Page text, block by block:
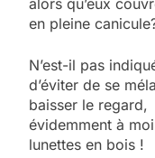
en pleine
N’est-il pas
d’éviter de se
baisser le
évidemment à
lunettes en bois !